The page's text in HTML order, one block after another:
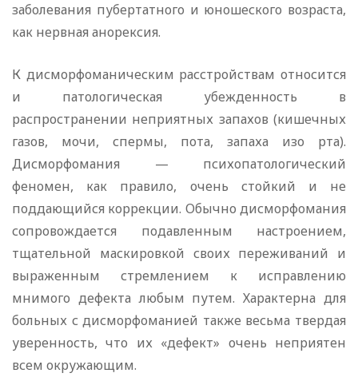
заболевания пубертатного и юношеского возраста,
как нервная анорексия.
К дисморфоманическим расстройствам относится
и патологическая убежденность в
распространении неприятных запахов (кишечных
газов, мочи, спермы, пота, запаха изо рта).
Дисморфомания — психопатологический
феномен, как правило, очень стойкий и не
поддающийся коррекции. Обычно дисморфомания
сопровождается подавленным настроением,
тщательной маскировкой своих переживаний и
выраженным стремлением к исправлению
мнимого дефекта любым путем. Характерна для
больных с дисморфоманией также весьма твердая
уверенность, что их «дефект» очень неприятен
всем окружающим.